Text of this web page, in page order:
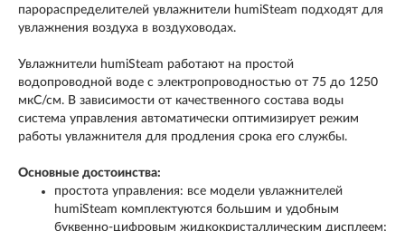
парораспределителей увлажнители humiSteam подходят для
увлажнения воздуха в воздуховодах.
Увлажнители humiSteam работают на простой
водопроводной воде с электропроводностью от 75 до 1250
мкС/см. В зависимости от качественного состава воды
система управления автоматически оптимизирует режим
работы увлажнителя для продления срока его службы.
Основные достоинства:
простота управления: все модели увлажнителей
humiSteam комплектуются большим и удобным
буквенно-цифровым жидкокристаллическим дисплеем;